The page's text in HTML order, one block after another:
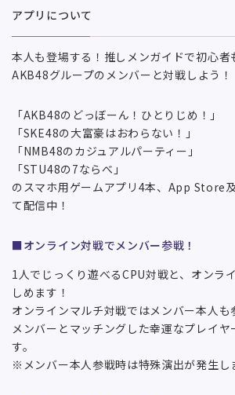
アプリについて
本人も登場する！推しメンガイドで初心者
AKB48グループのメンバーと対戦しよう！
「AKB48のどっぼーん！ひとりじめ！」
「SKE48の大富豪はおわらない！」
「NMB48のカジュアルパーティー」
「STU48の7ならべ」
のスマホ用ゲームアプリ4本、App Store
て配信中！
■オンライン対戦でメンバー参戦！
1人でじっくり遊べるCPU対戦と、オンラ
しめます！
オンラインマルチ対戦ではメンバー本人も
メンバーとマッチングした幸運なプレイヤ
す。
※メンバー本人参戦時は特殊演出が発生し